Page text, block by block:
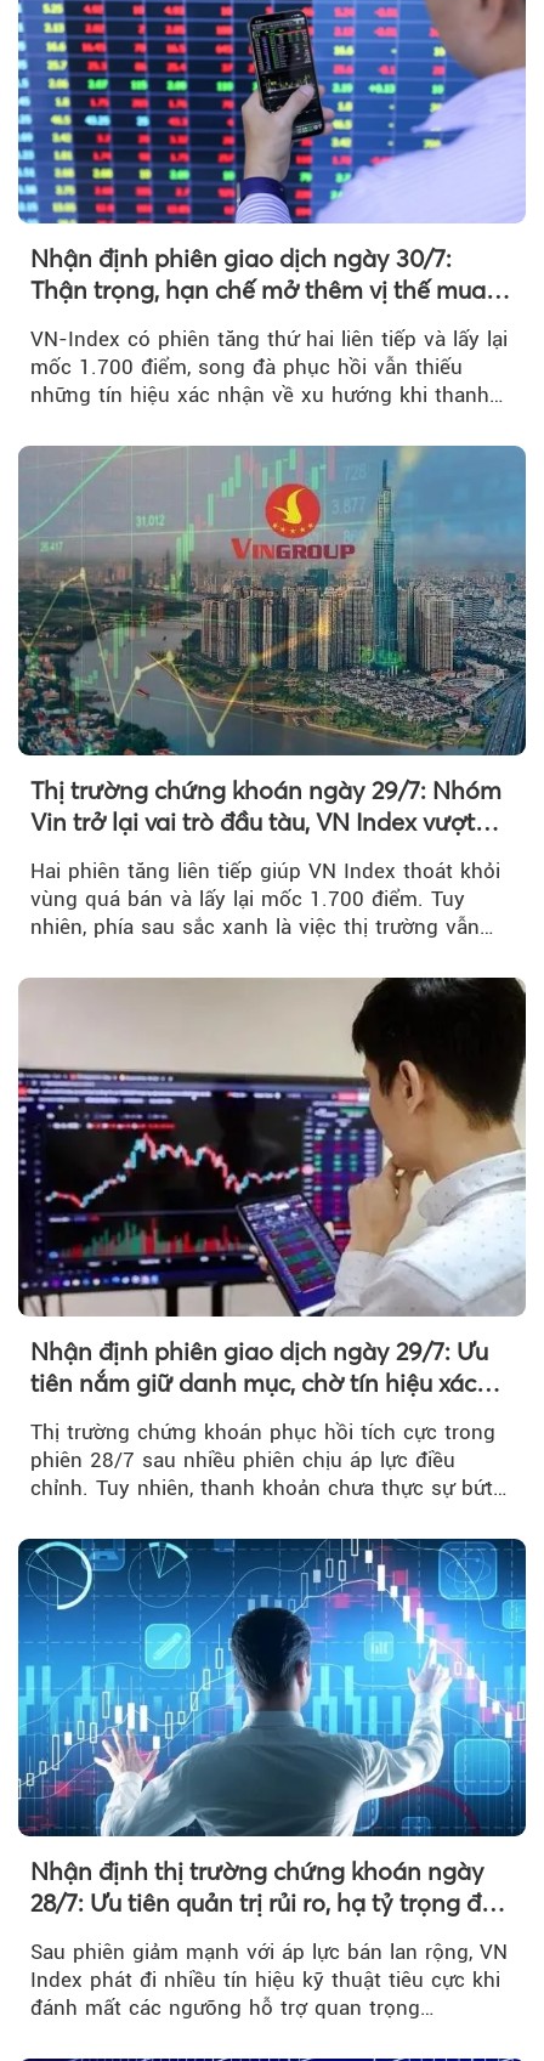
Nhận định phiên giao dịch ngày 30/7:
Thận trọng, hạn chế mở thêm vị thế mua
VN-Index có phiên tăng thứ hai liên tiếp và lấy lại
mốc 1.700 điểm, song đà phục hồi vẫn thiếu
những tín hiệu xác nhận về xu hướng khi thanh
Thị trường chứng khoán ngày 29/7: Nhóm
Vin trở lại vai trò đầu tàu, VN Index vượt
Hai phiên tăng liên tiếp giúp VN Index thoát khỏi
vùng quá bán và lấy lại mốc 1.700 điểm. Tuy
nhiên, phía sau sắc xanh là việc thị trường vẫn
tiền vẫn chưa thực sự trở lại.
Nhận định phiên giao dịch ngày 29/7: Ưu
tiên nắm giữ danh mục, chờ tín hiệu xác
Thị trường chứng khoán phục hồi tích cực trong
phiên 28/7 sau nhiều phiên chịu áp lực điều
chỉnh. Tuy nhiên, thanh khoản chưa thực sự bứt
Nhận định thị trường chứng khoán ngày
28/7: Ưu tiên quản trị rủi ro, hạ tỷ trọng đòn
Sau phiên giảm mạnh với áp lực bán lan rộng, VN
Index phát đi nhiều tín hiệu kỹ thuật tiêu cực khi
đánh mất các ngưỡng hỗ trợ quan trọng…